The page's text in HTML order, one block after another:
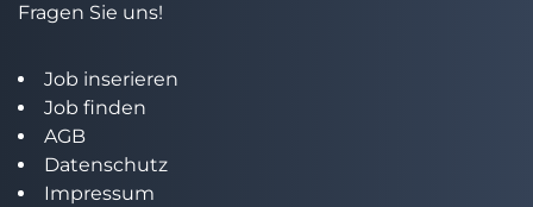
Fragen Sie uns!
Job inserieren
Job finden
AGB
Datenschutz
Impressum